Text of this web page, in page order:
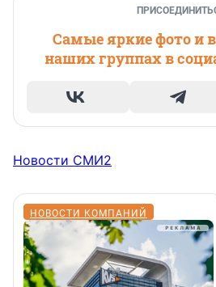
Самые яркие фото и
наших группах в
Новости СМИ2
НОВОСТИ КОМПАНИЙ